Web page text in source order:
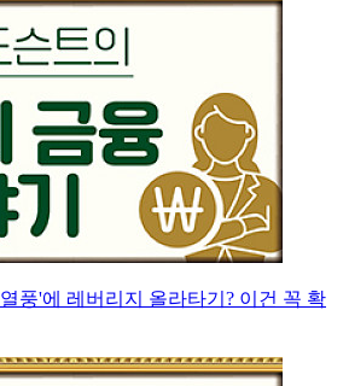
풍'에 레버리지 올라타기? 이건 꼭 확